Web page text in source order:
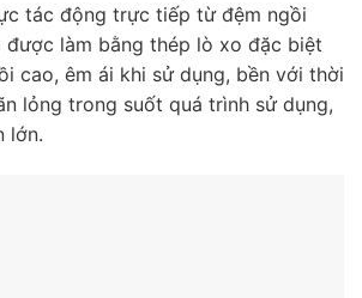
tác động trực tiếp từ đệm ngồi
được làm bằng thép lò xo đặc biệt
cao, êm ái khi sử dụng, bền với thời
lỏng trong suốt quá trình sử dụng,
lớn.